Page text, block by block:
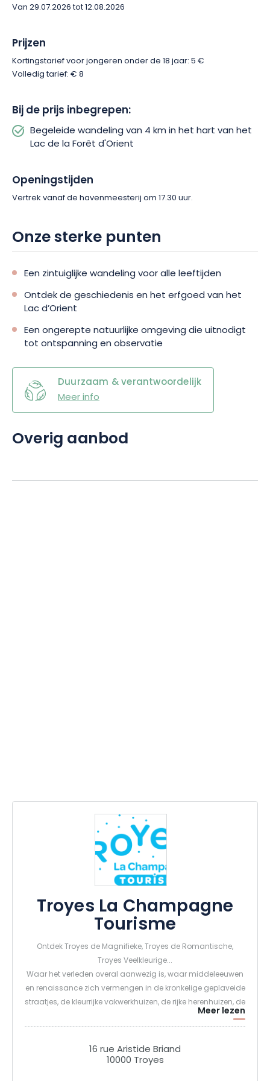
in een van de mooiste natuurlijke omgevingen van de
van uw zintuigen.
Van 29.07.2026 tot 12.08.2026
Prijzen
Kortingstarief voor jongeren onder de 18 jaar: 5 €
Volledig tarief: € 8
Bij de prijs inbegrepen:
Begeleide wandeling van 4 km in het hart van het
Lac de la Forêt d'Orient
Openingstijden
Vertrek vanaf de havenmeesterij om 17.30 uur.
Onze sterke punten
Een zintuiglijke wandeling voor alle leeftijden
Ontdek de geschiedenis en het erfgoed van het
Lac d’Orient
Een ongerepte natuurlijke omgeving die uitnodigt
tot ontspanning en observatie
Duurzaam & verantwoordelijk
Meer info
Overig aanbod
Troyes La Champagne
Tourisme
Ontdek Troyes de Magnifieke, Troyes de Romantische,
Troyes Veelkleurige...
Waar het verleden overal aanwezig is, waar middeleeuwen
en renaissance zich vermengen in de kronkelige geplaveide
straatjes, de kleurrijke vakwerkhuizen, de rijke herenhuizen, de
sierlijke kerken, de geheime binnenplaatsen...
Waar een rijke geschiedenis zijn sporen heeft nagelaten en
die steeds aantrekkelijker wordt naarmate het zijn jeugd
hervindt...
Meer lezen
16 rue Aristide Briand
10000 Troyes